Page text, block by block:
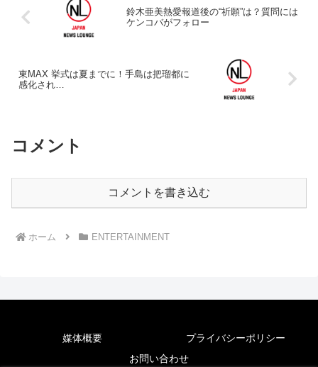
鈴木亜美熱愛報道後の“祈願”は？質問には
ケンコバがフォロー
東MAX 挙式は夏までに！手島は把瑠都に
感化され…
コメント
コメントを書き込む
ホーム ENTERTAINMENT
媒体概要
プライバシーポリシー
お問い合わせ